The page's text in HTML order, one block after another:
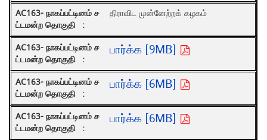
திராவிட முன்னேற்றக் கழகம்
பார்க்க [9MB]
பார்க்க [6MB]
பார்க்க [6MB]